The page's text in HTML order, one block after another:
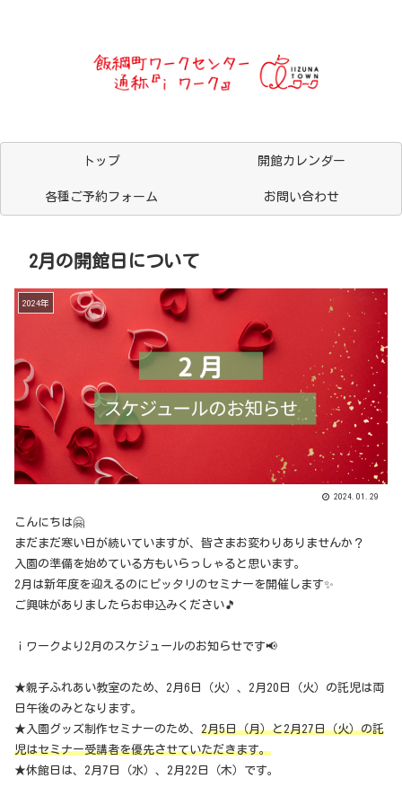
トップ 開館カレンダー
各種ご予約フォーム お問い合わせ
2月の開館日について
2024年
2024.01.29
こんにちは🤗
まだまだ寒い日が続いていますが、皆さまお変わりありませんか？
入園の準備を始めている方もいらっしゃると思います。
2月は新年度を迎えるのにピッタリのセミナーを開催します✨
ご興味がありましたらお申込みください🎵
ｉワークより2月のスケジュールのお知らせです📢
★親子ふれあい教室のため、2月6日（火）、2月20日（火）の託児は両
日午後のみとなります。
★入園グッズ制作セミナーのため、 2月5日（月）と2月27日（火）の託
児はセミナー受講者を優先させていただきます。
★休館日は、2月7日（水）、2月22日（木）です。